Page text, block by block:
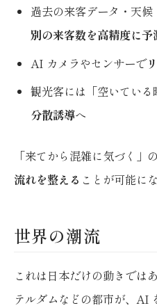
過去の来客データ・天
別の来客数を高精度に予
AI カメラやセンサーで
観光客には「空いている
分散誘導へ
「来てから混雑に気づく」
流れを整える ことが可能に
世界の潮流
これは日本だけの動きでは
テルダムなどの都市が、AI